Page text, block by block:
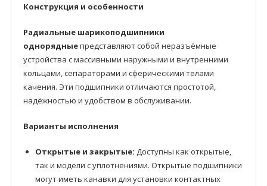
Конструкция и особенности
Радиальные шарикоподшипники
однорядныепредставляют собой неразъёмные
устройства с массивными наружными и внутренними
кольцами, сепараторами и сферическими телами
качения. Эти подшипники отличаются простотой,
надёжностью и удобством в обслуживании.
Варианты исполнения
Открытые и закрытые: Доступны как открытые,
так и модели с уплотнениями. Открытые подшипники
могут иметь канавки для установки контактных